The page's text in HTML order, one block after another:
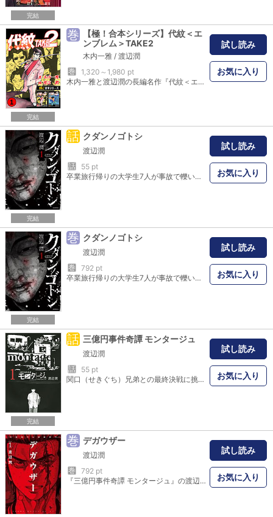
完結
完結
巻
【極！合本シリーズ】代紋＜エ
ンブレム＞TAKE2
木内一雅 / 渡辺潤
巻
1,320～1,980 pt
木内一雅と渡辺潤の長編名作『代紋＜エンブレム＞TAKE2』が【極！合本シリーズ】に登場！ 冴えないチンピラ、阿久津丈二（あくつ・じょうじ）は、組の抗争であっけなく命を落とすが、天の奇跡か神の気まぐれか、10年前の世界に蘇ってしまう。丈二は過去のみじめな自分を大いに後悔し、死に物狂いで人生をやり直す事を誓うのだった。海江田（かいえだ）組二代目組員・阿久津丈二の新たなる人生が、今、ここに始まる！ ※単行本の1-2巻を収録しています。
試し読み
お気に入り
完結
話 クダンノゴトシ
渡辺潤
話
55 pt
卒業旅行帰りの大学生7人が事故で轢いてしまった、“異形の何か”。その出遭いこそが、悪夢の始まりだった。前途洋々だったはずの若者たちに、突如下される“余命7日間”の宣告。逃れる術は、無いのか――。『三億円事件奇譚 モンタージュ』の渡辺潤が描く、戦慄の“異形”ホラー！！
試し読み
お気に入り
完結
巻 クダンノゴトシ
渡辺潤
巻
792 pt
卒業旅行帰りの大学生7人が事故で轢いてしまった、"異形の何か"。その出遭いこそが、悪夢の始まりだった。前途洋々だったはずの若者たちに、突如下される"余命7日間"の宣告。逃れる術は、無いのか――。『三億円事件奇譚 モンタージュ』の渡辺潤が描く、戦慄の"異形"ホラー!!
試し読み
お気に入り
完結
話 三億円事件奇譚 モンタージュ
渡辺潤
話
55 pt
関口（せきぐち）兄弟との最終決戦に挑んだ大和（やまと）だが、目論見は失敗に終わり、二郎（じろう）に銃口を向けられ絶体絶命――！！ さらに三億円事件の主犯のひとりである国会議員・沢田（さわだ）が、ある決断をもって再び開いた緊急会見で、鳴り響く銃声――！！ 1968年12月10日から40数年の時を経て、ごく普通の高校生・鳴海（なるみ）大和に突如立ちはだかった「お前は三億円事件犯人の息子だ」という言葉。物語はいよいよ真実のクライマックスへ！！
試し読み
お気に入り
巻 デガウザー
渡辺潤
巻
792 pt
『三億円事件奇譚 モンタージュ』の渡辺潤が描く新境地!借金を返済するため、貨物船の臨時作業員として船に乗り込んだ矢口求。しかしそれは、壮大な人体実験の幕開けだった。突如船が大きく揺れ、猛烈な頭痛とともに目の前の光景が歪み始める。状況を把握するべく動き出した求の前には、想像を絶する凄惨な光景が広がっており…。世界最大の都市伝説｢フィラデルフィア計画｣と現代社会が絡み合う、驚愕の国家転覆サスペンス!!
試し読み
お気に入り